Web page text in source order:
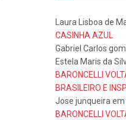
Laura Lisboa de
CASINHA AZUL
Gabriel Carlos
Estela Maris da
BARONCELLI
BRASILEIRO E
Jose junqueira em
BARONCELLI